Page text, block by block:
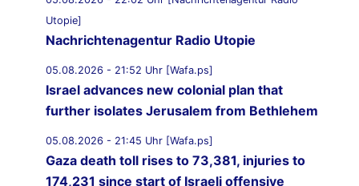
Utopie]
Nachrichtenagentur Radio Utopie
05.08.2026 - 21:52 Uhr [Wafa.ps]
Israel advances new colonial plan that
further isolates Jerusalem from Bethlehem
05.08.2026 - 21:45 Uhr [Wafa.ps]
Gaza death toll rises to 73,381, injuries to
174,231 since start of Israeli offensive